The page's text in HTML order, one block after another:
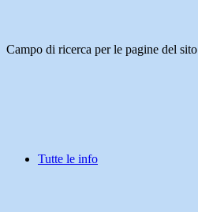
Campo di ricerca per le pagine del sito
Tutte le info